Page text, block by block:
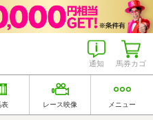
馬券カゴ
通知
表 レース映像 メニュー